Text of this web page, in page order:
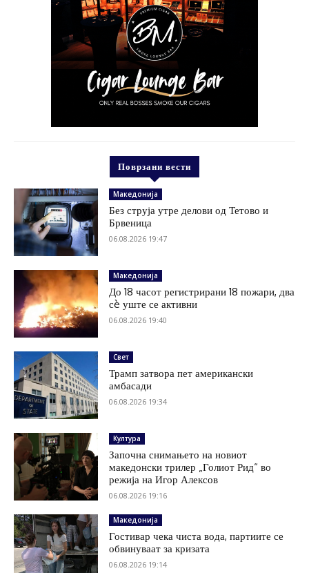
Поврзани вести
Македонија
Без струја утре делови од Тетово и
Брвеница
06.08.2026 19:47
Македонија
До 18 часот регистрирани 18 пожари, два
сè уште се активни
06.08.2026 19:40
Свет
Трамп затвора пет американски
амбасади
06.08.2026 19:34
Култура
Започна снимањето на новиот
македонски трилер „Голиот Рид“ во
режија на Игор Алексов
06.08.2026 19:16
Македонија
Гостивар чека чиста вода, партиите се
обвинуваат за кризата
06.08.2026 19:14